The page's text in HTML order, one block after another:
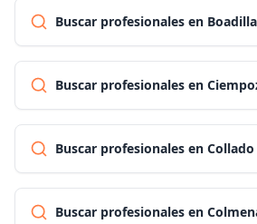
Buscar profesionales en
Buscar profesionales en
Buscar profesionales en
Buscar profesionales en